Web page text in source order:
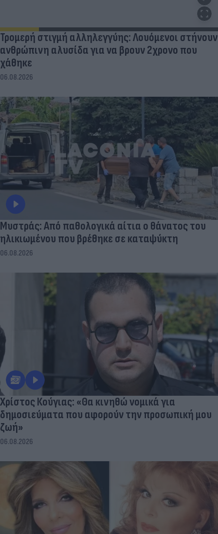
Τρομερή στιγμή αλληλεγγύης: Λουόμενοι στήνουν
ανθρώπινη αλυσίδα για να βρουν 2χρονο που
χάθηκε
06.08.2026
Μυστράς: Από παθολογικά αίτια ο θάνατος του
ηλικιωμένου που βρέθηκε σε καταψύκτη
06.08.2026
Χρίστος Κούγιας: «Θα κινηθώ νομικά για
δημοσιεύματα που αφορούν την προσωπική μου
ζωή»
06.08.2026